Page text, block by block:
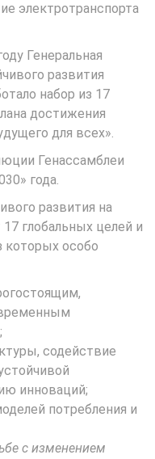
электротранспорта
Генеральная
развития
набор из 17
достижения
для всех».
Генассамблеи
года.
развития на
глобальных целей и
которых особо
содействие
инноваций;
потребления и
с изменением